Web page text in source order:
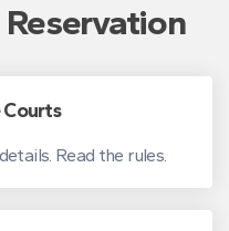
Read the rules.